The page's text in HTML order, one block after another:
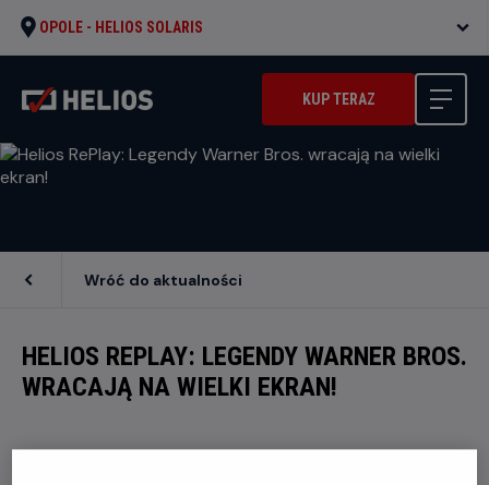
OPOLE - HELIOS SOLARIS
KUP TERAZ
HELIOS REPLAY: LEGENDY WARNER BROS.
WRACAJĄ NA WIELKI EKRAN!
Wróć do aktualności